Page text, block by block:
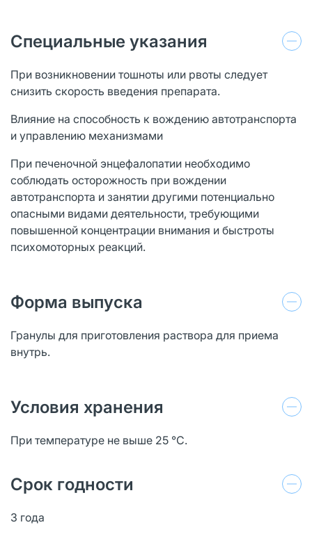
Специальные указания
При возникновении тошноты или рвоты следует
снизить скорость введения препарата.
Влияние на способность к вождению автотранспорта
и управлению механизмами
При печеночной энцефалопатии необходимо
соблюдать осторожность при вождении
автотранспорта и занятии другими потенциально
опасными видами деятельности, требующими
повышенной концентрации внимания и быстроты
психомоторных реакций.
Форма выпуска
Гранулы для приготовления раствора для приема
внутрь.
Условия хранения
При температуре не выше 25 °C.
Срок годности
3 года